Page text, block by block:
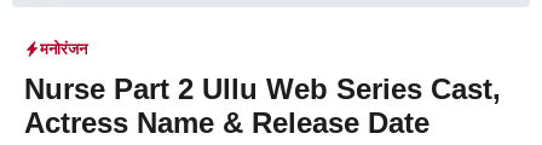
मनोरंजन
Nurse Part 2 Ullu Web Series Cast,
Actress Name & Release Date